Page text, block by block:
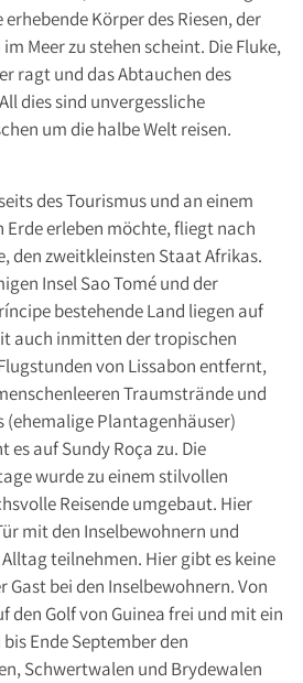
Körper des Riesen, der
Meer zu stehen scheint. Die Fluke,
ragt und das Abtauchen des
dies sind unvergessliche
um die halbe Welt reisen.
des Tourismus und an einem
erleben möchte, fliegt nach
den zweitkleinsten Staat Afrikas.
Insel Sao Tomé und der
bestehende Land liegen auf
auch inmitten der tropischen
von Lissabon entfernt,
Traumstrände und
(ehemalige Plantagenhäuser)
es auf Sundy Roça zu. Die
wurde zu einem stilvollen
Reisende umgebaut. Hier
mit den Inselbewohnern und
teilnehmen. Hier gibt es keine
Gast bei den Inselbewohnern. Von
den Golf von Guinea frei und mit ein
Ende September den
Schwertwalen und Brydewalen